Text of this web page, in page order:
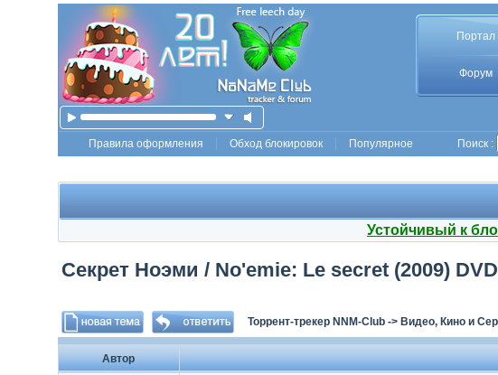
Портал
Форум
Правила оформления Обход блокировок Популярное Поиск :
Устойчивый к
Секрет Ноэми / No'emie: Le secret (2009)
Торрент-трекер NNM-Club-> Видео, Кино и
Автор